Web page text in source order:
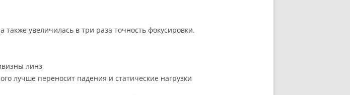
также увеличилась в три раза точность фокусировки.
линз
лучше переносит падения и статические нагрузки